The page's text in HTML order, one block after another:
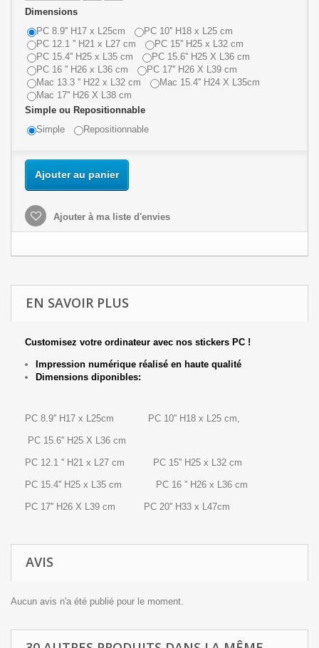
Dimensions
PC 8.9'' H17 x L25cm
PC 10'' H18 x L25 cm
PC 12.1 '' H21 x L27 cm
PC 15'' H25 x L32 cm
PC 15.4'' H25 x L35 cm
PC 15.6'' H25 X L36 cm
PC 16 '' H26 x L36 cm
PC 17'' H26 X L39 cm
Mac 13.3 '' H22 x L32 cm
Mac 15.4'' H24 X L35cm
Mac 17'' H26 X L38 cm
Simple ou Repositionnable
Simple
Repositionnable
Ajouter au panier
Ajouter à ma liste d'envies
EN SAVOIR PLUS
Customisez votre ordinateur avec nos stickers PC !
Impression numérique réalisé en haute qualité
Dimensions diponibles:
PC 8.9'' H17 x L25cm PC 10'' H18 x L25 cm,
PC 15.6'' H25 X L36 cm
PC 12.1 '' H21 x L27 cm PC 15'' H25 x L32 cm
PC 15.4'' H25 x L35 cm PC 16 '' H26 x L36 cm
PC 17'' H26 X L39 cm PC 20'' H33 x L47cm
AVIS
Aucun avis n'a été publié pour le moment.